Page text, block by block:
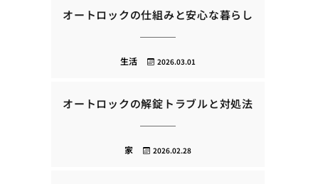
オートロックの仕組みと安心な暮らし
2026.03.01
生活
オートロックの解錠トラブルと対処法
2026.02.28
家